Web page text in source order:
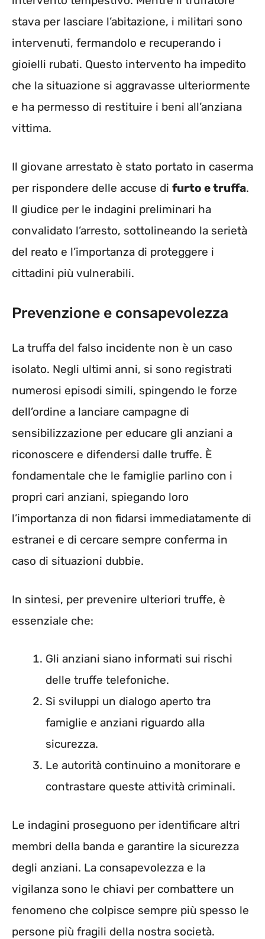
stava per lasciare l’abitazione, i militari sono
intervenuti, fermandolo e recuperando i
gioielli rubati. Questo intervento ha impedito
che la situazione si aggravasse ulteriormente
e ha permesso di restituire i beni all’anziana
vittima.
Il giovane arrestato è stato portato in caserma
per rispondere delle accuse di furto e truffa.
Il giudice per le indagini preliminari ha
convalidato l’arresto, sottolineando la serietà
del reato e l’importanza di proteggere i
cittadini più vulnerabili.
Prevenzione e consapevolezza
La truffa del falso incidente non è un caso
isolato. Negli ultimi anni, si sono registrati
numerosi episodi simili, spingendo le forze
dell’ordine a lanciare campagne di
sensibilizzazione per educare gli anziani a
riconoscere e difendersi dalle truffe. È
fondamentale che le famiglie parlino con i
propri cari anziani, spiegando loro
l’importanza di non fidarsi immediatamente di
estranei e di cercare sempre conferma in
caso di situazioni dubbie.
In sintesi, per prevenire ulteriori truffe, è
essenziale che:
Gli anziani siano informati sui rischi
delle truffe telefoniche.
Si sviluppi un dialogo aperto tra
famiglie e anziani riguardo alla
sicurezza.
Le autorità continuino a monitorare e
contrastare queste attività criminali.
Le indagini proseguono per identificare altri
membri della banda e garantire la sicurezza
degli anziani. La consapevolezza e la
vigilanza sono le chiavi per combattere un
fenomeno che colpisce sempre più spesso le
persone più fragili della nostra società.